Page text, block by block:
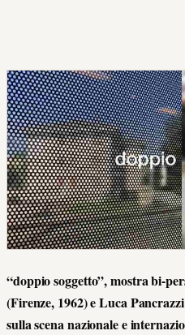
“doppio soggetto”, mostra bi-
(Firenze, 1962) e Luca
sulla scena nazionale e